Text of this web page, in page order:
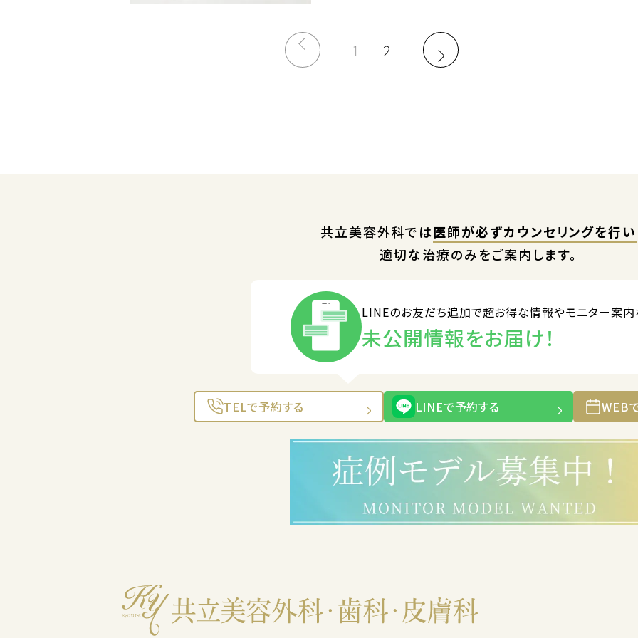
1 2
共立美容外科では医師が必ずカウンセリングを行い
適切な治療のみをご案内します。
LINEのお友だち追加で超お得な情報やモニター案
未公開情報をお届け！
TELで予約する LINEで予約する WEB